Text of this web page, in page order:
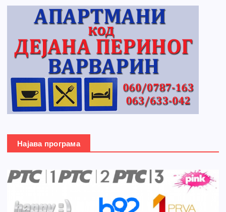
Најава програма